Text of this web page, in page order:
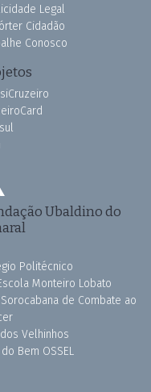
Legal
Cidadão
Conosco
Ubaldino do
Politécnico
Monteiro Lobato
Sorocabana de Combate ao
Velhinhos
Bem OSSEL